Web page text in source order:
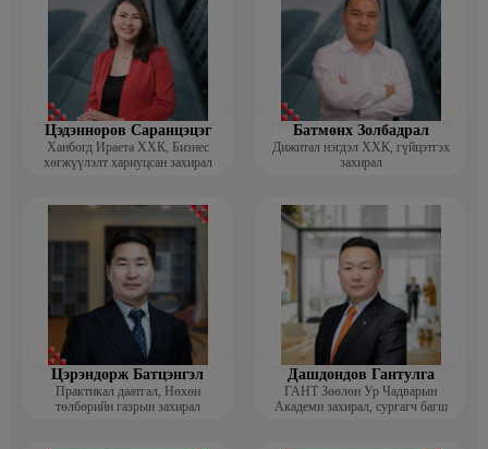
Цэдэнноров Саранцэцэг
Ханбогд Ираета ХХК, Бизнес
хөгжүүлэлт хариуцсан захирал
Батмөнх Золбадрал
Дижитал нэгдэл ХХК, гүйцэтгэх
захирал
Цэрэндорж Батцэнгэл
Практикал даатгал, Нөхөн
төлбөрийн газрын захирал
Дашдондов Гантулга
ГАНТ Зөөлөн Ур Чадварын
Академи захирал, сургагч багш